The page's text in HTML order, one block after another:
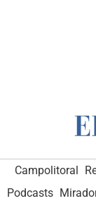
Campolitoral
Podcasts